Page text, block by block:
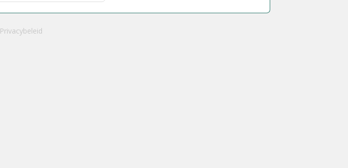
Privacybeleid